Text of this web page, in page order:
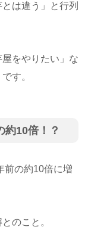
は違う」と行列
をやりたい」な
す。
約10倍！？
前の約10倍に増
のこと。